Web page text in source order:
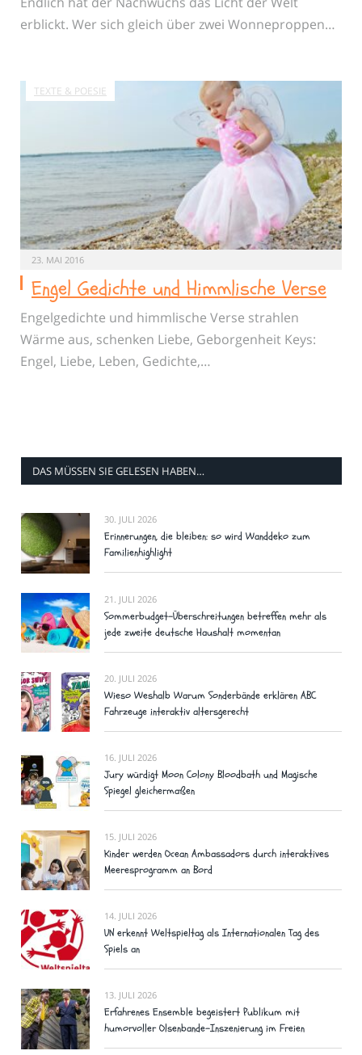
erblickt. Wer sich gleich über zwei Wonneproppen…
TEXTE & POESIE
23. MAI 2016
Engel Gedichte und Himmlische Verse
Engelgedichte und himmlische Verse strahlen
Wärme aus, schenken Liebe, Geborgenheit Keys:
Engel, Liebe, Leben, Gedichte,…
DAS MÜSSEN SIE GELESEN HABEN…
30. JULI 2026
Erinnerungen, die bleiben: so wird Wanddeko zum
Familienhighlight
21. JULI 2026
Sommerbudget-Überschreitungen betreffen mehr als
jede zweite deutsche Haushalt momentan
20. JULI 2026
Wieso Weshalb Warum Sonderbände erklären ABC
Fahrzeuge interaktiv altersgerecht
16. JULI 2026
Jury würdigt Moon Colony Bloodbath und Magische
Spiegel gleichermaßen
15. JULI 2026
Kinder werden Ocean Ambassadors durch interaktives
Meeresprogramm an Bord
14. JULI 2026
UN erkennt Weltspieltag als Internationalen Tag des
Spiels an
13. JULI 2026
Erfahrenes Ensemble begeistert Publikum mit
humorvoller Olsenbande-Inszenierung im Freien